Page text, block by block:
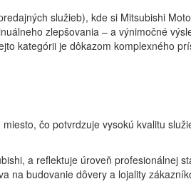
služieb), kde si Mitsubishi
zlepšovania – a výnimočné
kategórii je dôkazom komplexného
čo potvrdzuje vysokú kvalitu
a reflektuje úroveň profesionálnej
na budovanie dôvery a lojality